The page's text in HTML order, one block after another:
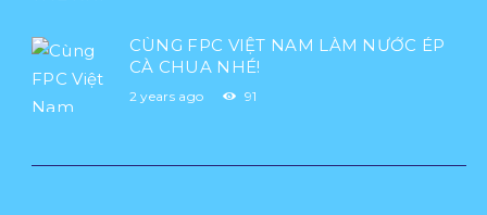
CÙNG FPC VIỆT NAM LÀM NƯỚC ÉP
CÀ CHUA NHÉ!
2 years ago 91